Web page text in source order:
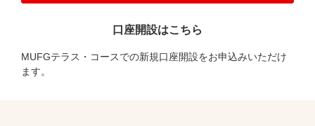
口座開設はこちら
MUFGテラス・コースでの新規口座開設をお申込みいただけ
ます。